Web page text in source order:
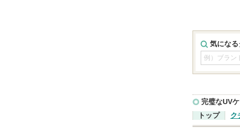
気にな
完璧なUV
トップ
ク